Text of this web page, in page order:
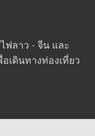
ฟลาว - จีน และ
เดินทางท่องเที่ยว